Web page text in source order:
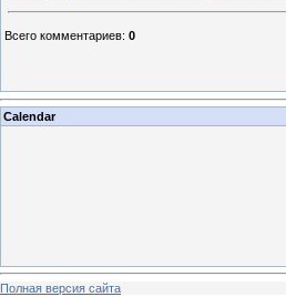
Всего комментариев: 0
Calendar
Полная версия сайта